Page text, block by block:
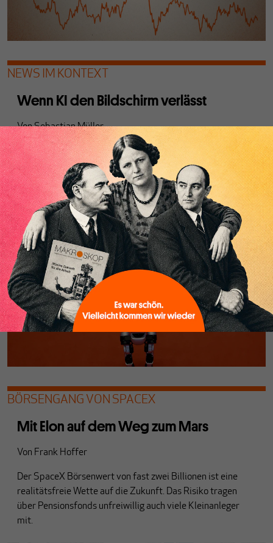
NEWS IM KONTEXT
Wenn KI den Bildschirm verlässt
VonSebastian Müller
Die Verschmelzung von KI und Robotik gilt vielen als
nächste industrielle Revolution. Doch ob sie
Massenarbeitslosigkeit auslöst oder den
Fachkräftemangel lindert, darüber gehen die Prognosen
weit auseinander.
BÖRSENGANG VON SPACEX
Mit Elon auf dem Weg zum Mars
Von Frank Hoffer
Der SpaceX Börsenwert von fast zwei Billionen ist eine
realitätsfreie Wette auf die Zukunft. Das Risiko tragen
über Pensionsfonds unfreiwillig auch viele Kleinanleger
mit.